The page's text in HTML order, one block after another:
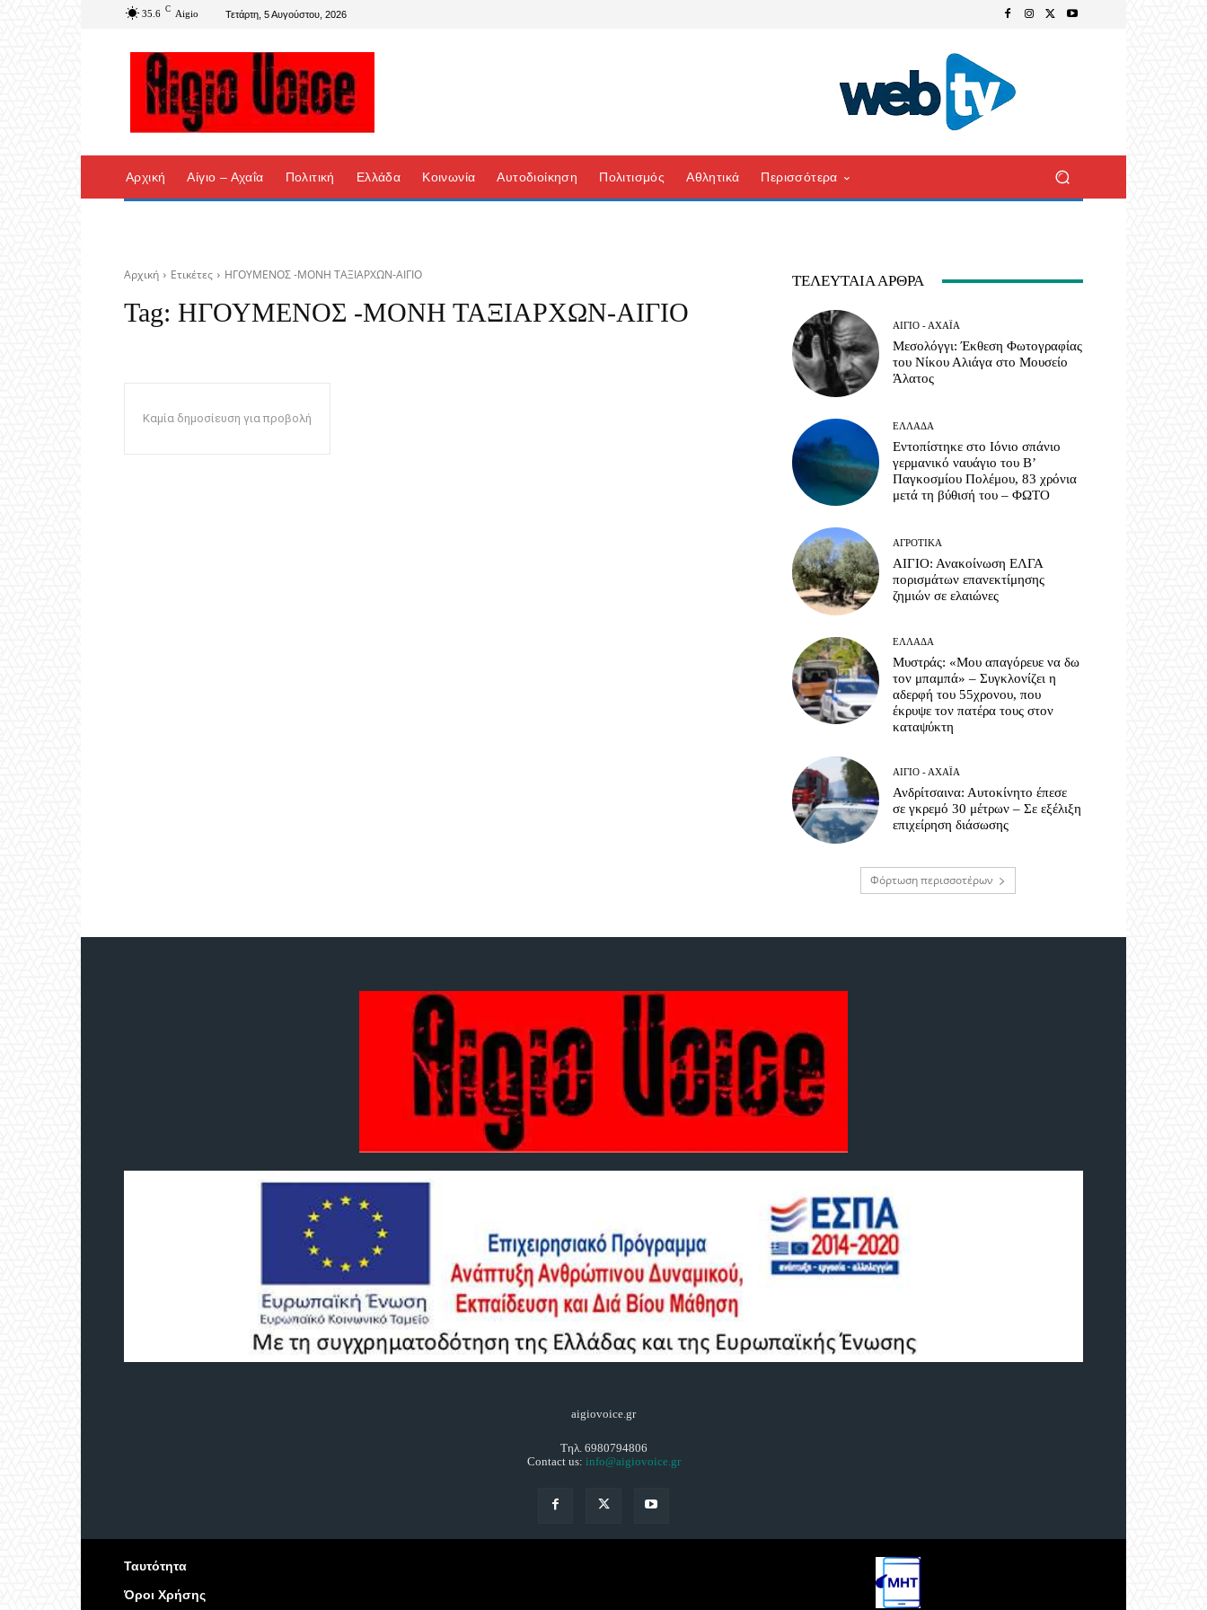
35.6 C Aigio Τετάρτη, 5 Αυγούστου, 2026
Αρχική Αίγιο – Αχαΐα Πολιτική Ελλάδα Κοινωνία Αυτοδιοίκηση Πολιτισμός Αθλητικά Περισσότερα
Αρχική Ετικέτες ΗΓΟΥΜΕΝΟΣ -ΜΟΝΗ ΤΑΞΙΑΡΧΩΝ-ΑΙΓΙΟ
Tag: ΗΓΟΥΜΕΝΟΣ -ΜΟΝΗ ΤΑΞΙΑΡΧΩΝ-ΑΙΓΙΟ
Καμία δημοσίευση για προβολή
ΤΕΛΕΥΤΑΊΑ ΆΡΘΡΑ
ΑΊΓΙΟ - ΑΧΑΪ́Α
Μεσολόγγι: Έκθεση Φωτογραφίας
του Νίκου Αλιάγα στο Μουσείο
Άλατος
ΕΛΛΆΔΑ
Εντοπίστηκε στο Ιόνιο σπάνιο
γερμανικό ναυάγιο του Β’
Παγκοσμίου Πολέμου, 83 χρόνια
μετά τη βύθισή του – ΦΩΤΟ
ΑΓΡΟΤΙΚΆ
ΑΙΓΙΟ: Ανακοίνωση ΕΛΓΑ
πορισμάτων επανεκτίμησης
ζημιών σε ελαιώνες
ΕΛΛΆΔΑ
Μυστράς: «Μου απαγόρευε να δω
τον μπαμπά» – Συγκλονίζει η
αδερφή του 55χρονου, που
έκρυψε τον πατέρα τους στον
καταψύκτη
ΑΊΓΙΟ - ΑΧΑΪ́Α
Ανδρίτσαινα: Αυτοκίνητο έπεσε
σε γκρεμό 30 μέτρων – Σε εξέλιξη
επιχείρηση διάσωσης
Φόρτωση περισσοτέρων
aigiovoice.gr
Τηλ. 6980794806
Contact us: info@aigiovoice.gr
Ταυτότητα
Όροι Χρήσης